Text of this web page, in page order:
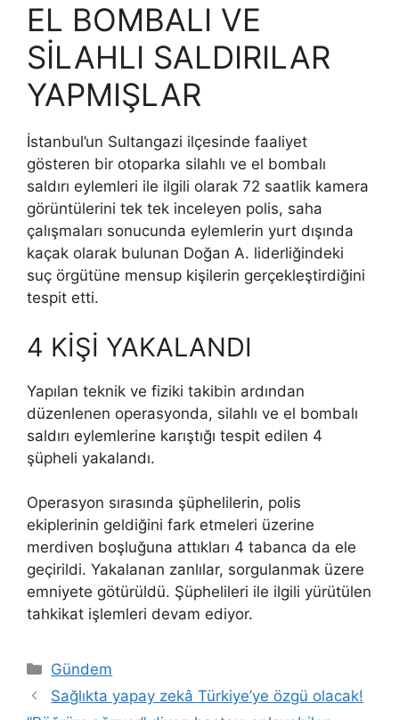
EL BOMBALI VE
SİLAHLI SALDIRILAR
YAPMIŞLAR
İstanbul’un Sultangazi ilçesinde faaliyet
gösteren bir otoparka silahlı ve el bombalı
saldırı eylemleri ile ilgili olarak 72 saatlik kamera
görüntülerini tek tek inceleyen polis, saha
çalışmaları sonucunda eylemlerin yurt dışında
kaçak olarak bulunan Doğan A. liderliğindeki
suç örgütüne mensup kişilerin gerçekleştirdiğini
tespit etti.
4 KİŞİ YAKALANDI
Yapılan teknik ve fiziki takibin ardından
düzenlenen operasyonda, silahlı ve el bombalı
saldırı eylemlerine karıştığı tespit edilen 4
şüpheli yakalandı.
Operasyon sırasında şüphelilerin, polis
ekiplerinin geldiğini fark etmeleri üzerine
merdiven boşluğuna attıkları 4 tabanca da ele
geçirildi. Yakalanan zanlılar, sorgulanmak üzere
emniyete götürüldü. Şüphelileri ile ilgili yürütülen
tahkikat işlemleri devam ediyor.
Kategoriler
Gündem
Sağlıkta yapay zekâ Türkiye’ye özgü olacak!